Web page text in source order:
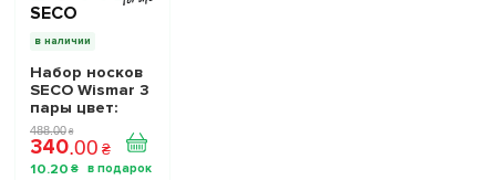
SECO
в наличии
Набор носков
SECO Wismar 3
пары цвет:
белый
488.00 ₴
340.00 ₴
10.20 ₴